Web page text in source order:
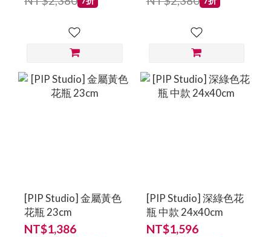
[PIP Studio] 金屬黃色
花瓶 23cm
NT$1,386
[PIP Studio] 深綠色花
瓶 中款 24x40cm
NT$1,596